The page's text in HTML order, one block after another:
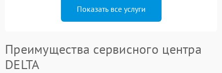
Показать все услуги
Преимущества сервисного центра
DELTA